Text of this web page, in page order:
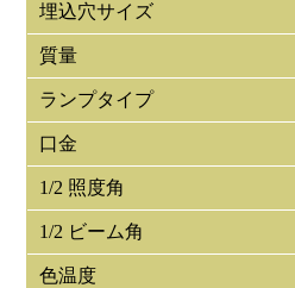
埋込穴サイズ
質量
ランプタイプ
口金
1/2 照度角
1/2 ビーム角
色温度